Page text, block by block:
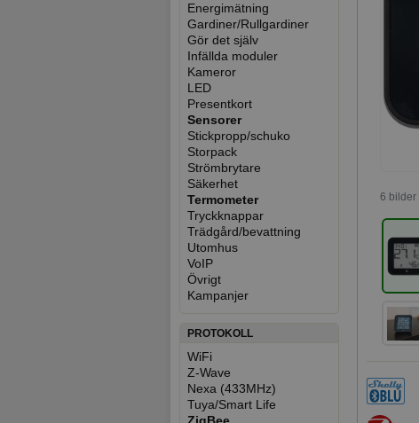
Energimätning
Gardiner/Rullgardiner
Gör det själv
Infällda moduler
Kameror
LED
Presentkort
Sensorer
Stickpropp/schuko
Storpack
Strömbrytare
Säkerhet
Termometer
Tryckknappar
Trädgård/bevattning
Utomhus
VoIP
Övrigt
Kampanjer
PROTOKOLL
WiFi
Z-Wave
Nexa (433MHz)
Tuya/Smart Life
6 bilder